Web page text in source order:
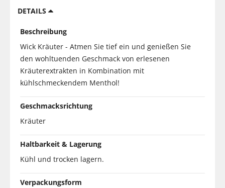
DETAILS
Beschreibung
Wick Kräuter - Atmen Sie tief ein und genießen Sie
den wohltuenden Geschmack von erlesenen
Kräuterextrakten in Kombination mit
kühlschmeckendem Menthol!
Geschmacksrichtung
Kräuter
Haltbarkeit & Lagerung
Kühl und trocken lagern.
Verpackungsform